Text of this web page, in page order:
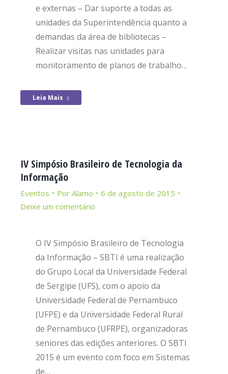
e externas – Dar suporte a todas as
unidades da Superintendência quanto a
demandas da área de bibliotecas –
Realizar visitas nas unidades para
monitoramento de planos de trabalho…
Leia Mais
IV Simpósio Brasileiro de Tecnologia da
Informação
Eventos Por Alamo
6 de agosto de 2015
Deixe um comentário
O IV Simpósio Brasileiro de Tecnologia
da Informação – SBTI é uma realização
do Grupo Local da Universidade Federal
de Sergipe (UFS), com o apoio da
Universidade Federal de Pernambuco
(UFPE) e da Universidade Federal Rural
de Pernambuco (UFRPE), organizadoras
seniores das edições anteriores. O SBTI
2015 é um evento com foco em Sistemas
de…